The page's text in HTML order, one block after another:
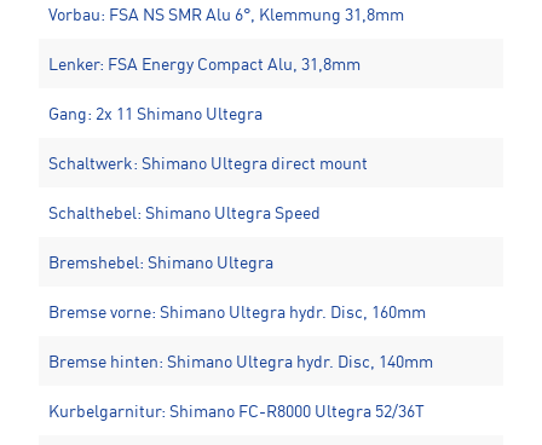
Vorbau: FSA NS SMR Alu 6°, Klemmung 31,8mm
Lenker: FSA Energy Compact Alu, 31,8mm
Gang: 2x 11 Shimano Ultegra
Schaltwerk: Shimano Ultegra direct mount
Schalthebel: Shimano Ultegra Speed
Bremshebel: Shimano Ultegra
Bremse vorne: Shimano Ultegra hydr. Disc, 160mm
Bremse hinten: Shimano Ultegra hydr. Disc, 140mm
Kurbelgarnitur: Shimano FC-R8000 Ultegra 52/36T